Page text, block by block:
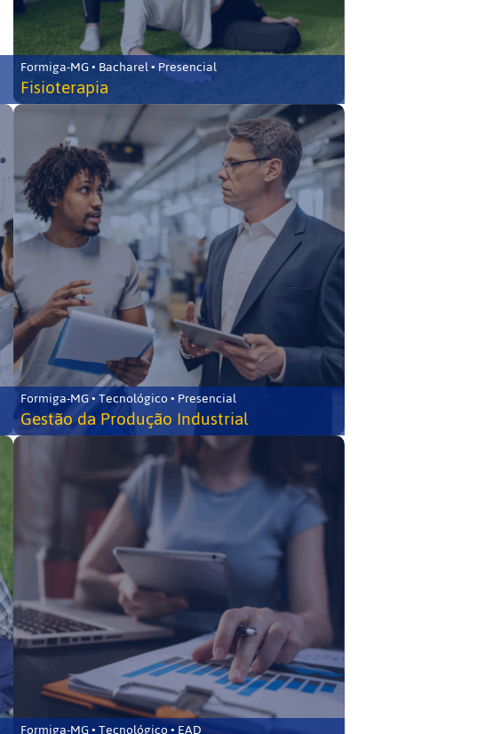
Formiga-MG • Bacharel • Presencial
Fisioterapia
Formiga-MG • Tecnológico • Presencial
Gestão da Produção Industrial